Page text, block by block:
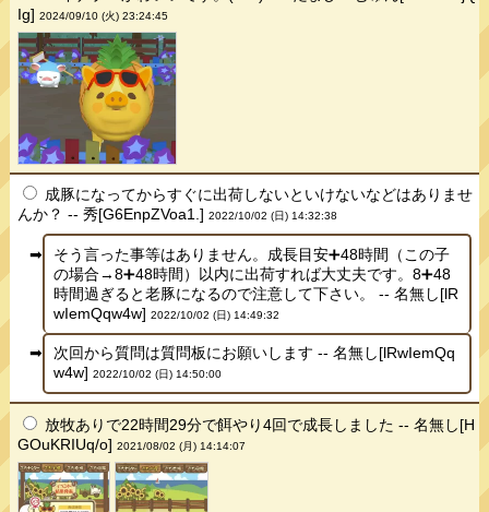
Ig]2024/09/10 (火) 23:24:45
成豚になってからすぐに出荷しないといけないなどはありませ
んか？ -- 秀[G6EnpZVoa1.]2022/10/02 (日) 14:32:38
そう言った事等はありません。成長目安➕48時間（この子
の場合→8➕48時間）以内に出荷すれば大丈夫です。8➕48
時間過ぎると老豚になるので注意して下さい。 -- 名無し[lR
wIemQqw4w] 2022/10/02 (日) 14:49:32
次回から質問は質問板にお願いします -- 名無し[lRwIemQq
w4w] 2022/10/02 (日) 14:50:00
放牧ありで22時間29分で餌やり4回で成長しました -- 名無し[H
GOuKRIUq/o]2021/08/02 (月) 14:14:07